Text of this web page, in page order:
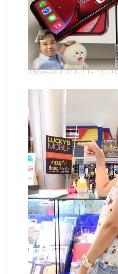
iPhone-XR-128GB-RED-